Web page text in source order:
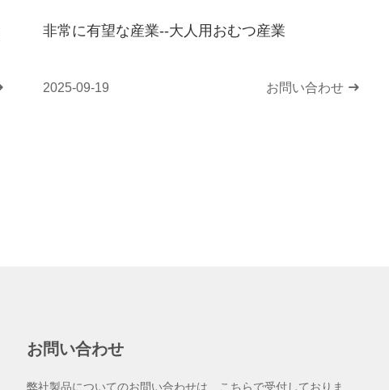
非常に有望な産業--大人用おむつ産業
2025-09-19 お問い合わせ
お問い合わせ
弊社製品についてのお問い合わせは、こちらで受付しておりま